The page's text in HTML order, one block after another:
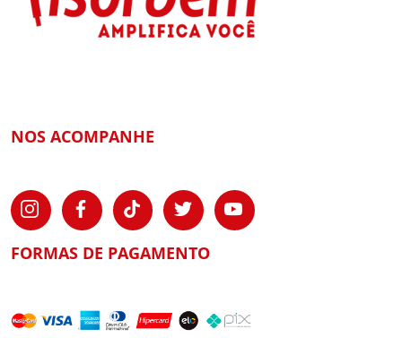
NOS ACOMPANHE
FORMAS DE PAGAMENTO